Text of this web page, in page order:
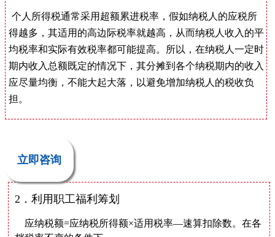
个人所得税通常采用超额累进税率，假如纳税人的应税所
得越多，其适用的高边际税率就越高，从而纳税人收入的平
均税率和实际有效税率都可能提高。所以，在纳税人一定时
期内收入总额既定的情况下，其分摊到各个纳税期内的收入
应尽量均衡，不能大起大落，以避免增加纳税人的税收负
担。
立即咨询
2．利用职工福利筹划
应纳税额=应纳税所得额×适用税率—速算扣除数。在各